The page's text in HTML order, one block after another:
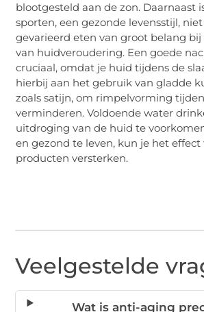
blootgesteld aan de zon. Daarnaast
sporten, een gezonde levensstijl,
gevarieerd eten van groot belang
van huidveroudering. Een goede
cruciaal, omdat je huid tijdens de
hierbij aan het gebruik van gladde
zoals satijn, om rimpelvorming
verminderen. Voldoende water
uitdroging van de huid te
en gezond te leven, kun je het
producten versterken.
Veelgestelde
Wat is anti-aging